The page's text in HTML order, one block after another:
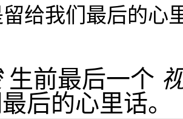
生前最后一个
后的心里话。